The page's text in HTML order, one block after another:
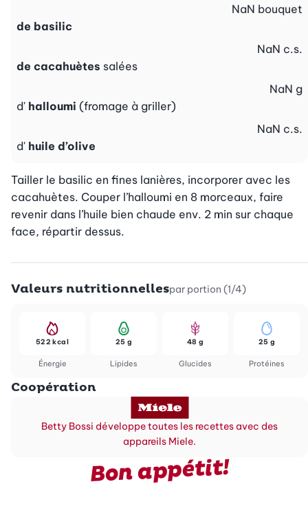
de basilic
NaN bouquet
de cacahuètes salées
NaN c.s.
d' halloumi (fromage à griller)
NaN g
d' huile d’olive
NaN c.s.
Tailler le basilic en fines lanières, incorporer avec les
cacahuètes. Couper l’halloumi en 8 morceaux, faire
revenir dans l’huile bien chaude env. 2 min sur chaque
face, répartir dessus.
Valeurs nutritionnellespar portion (1/4)
Énergie
522 kcal
Lipides
25 g
Glucides
48 g
Protéines
25 g
Coopération
Betty Bossi développe toutes les recettes avec des
appareils Miele.
Bon appétit!